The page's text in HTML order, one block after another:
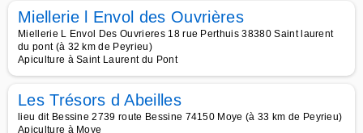
Miellerie l Envol des Ouvrières
Miellerie L Envol Des Ouvrieres 18 rue Perthuis 38380 Saint laurent
du pont (à 32 km de Peyrieu)
Apiculture à Saint Laurent du Pont
Les Trésors d Abeilles
lieu dit Bessine 2739 route Bessine 74150 Moye (à 33 km de Peyrieu)
Apiculture à Moye